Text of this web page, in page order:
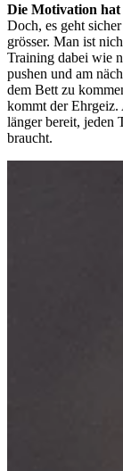
Die Motivation
Doch, es geht
grösser. Man ist
Training dabei wie
pushen und am
dem Bett zu
kommt der
länger bereit, jeden
braucht.